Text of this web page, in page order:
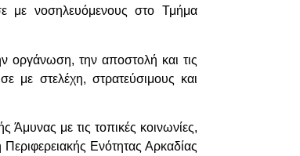
με νοσηλευόμενους στο Τμήμα
οργάνωση, την αποστολή και τις
με στελέχη, στρατεύσιμους και
με τις τοπικές κοινωνίες,
Ενότητας Αρκαδίας